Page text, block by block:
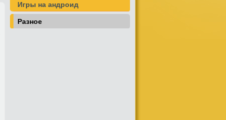
Игры на андроид
Разное